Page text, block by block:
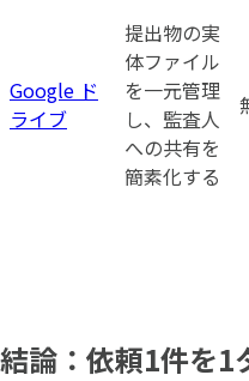
Google ド
ライブ
提出物の実
体ファイル
を一元管理
し、監査人
への共有を
簡素化する
結論：依頼1件を1